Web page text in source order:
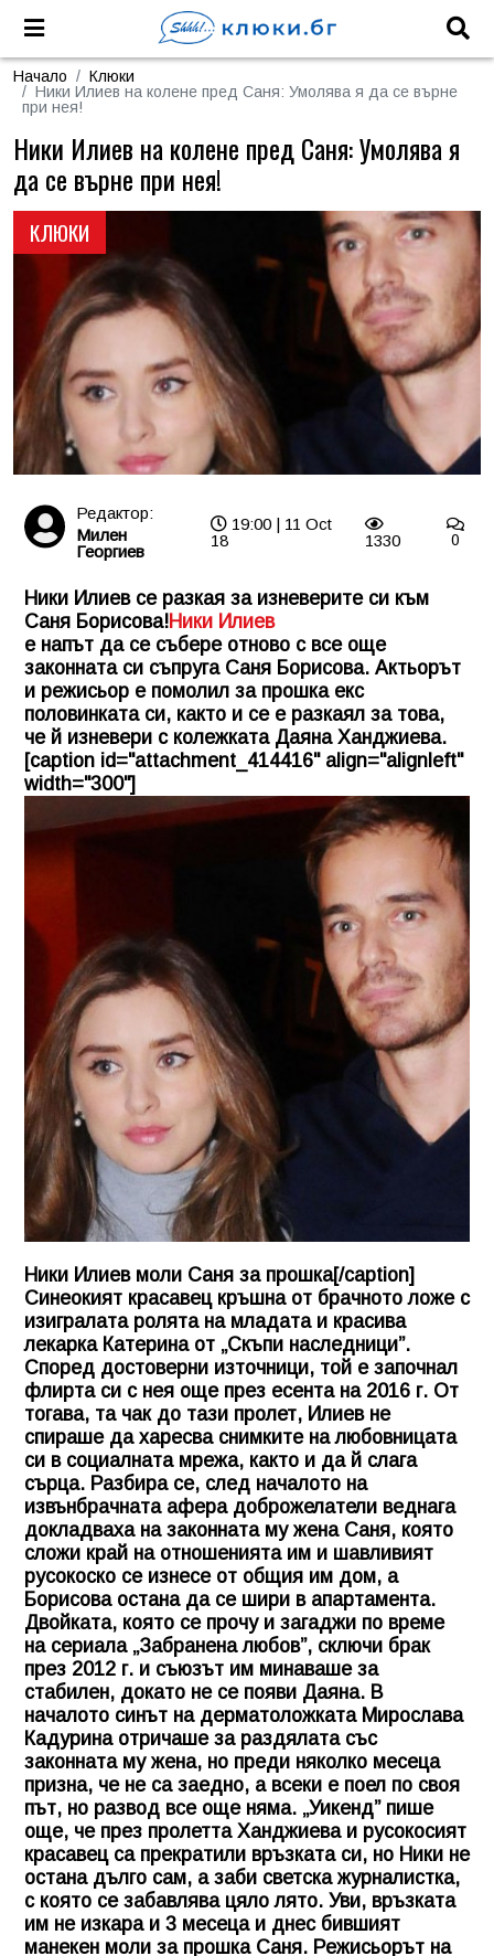
Начало
Клюки
Ники Илиев на колене пред Саня: Умолява я да се върне
при нея!
КЛЮКИ
Ники Илиев на колене пред Саня: Умолява я
да се върне при нея!
Редактор:
Милен
Георгиев
19:00 | 11 Oct
18
1330 0
Ники Илиев се разкая за изневерите си към
Саня Борисова!Ники Илиев
е напът да се събере отново с все още
законната си съпруга Саня Борисова. Актьорът
и режисьор е помолил за прошка екс
половинката си, както и се е разкаял за това,
че й изневери с колежката Даяна Ханджиева.
[caption id="attachment_414416" align="alignleft"
width="300"]
Ники Илиев моли Саня за прошка[/caption]
Синеокият красавец кръшна от брачното ложе с
изигралата ролята на младата и красива
лекарка Катерина от „Скъпи наследници”.
Според достоверни източници, той е започнал
флирта си с нея още през есента на 2016 г. От
тогава, та чак до тази пролет, Илиев не
спираше да харесва снимките на любовницата
си в социалната мрежа, както и да й слага
сърца. Разбира се, след началото на
извънбрачната афера доброжелатели веднага
докладваха на законната му жена Саня, която
сложи край на отношенията им и шавливият
русокоско се изнесе от общия им дом, а
Борисова остана да се шири в апартамента.
Двойката, която се прочу и загаджи по време
на сериала „Забранена любов”, сключи брак
през 2012 г. и съюзът им минаваше за
стабилен, докато не се появи Даяна. В
началото синът на дерматоложката Мирослава
Кадурина отричаше за раздялата със
законната му жена, но преди няколко месеца
призна, че не са заедно, а всеки е поел по своя
път, но развод все още няма. „Уикенд” пише
още, че през пролетта Ханджиева и русокосият
красавец са прекратили връзката си, но Ники не
остана дълго сам, а заби светска журналистка,
с която се забавлява цяло лято. Уви, връзката
им не изкара и 3 месеца и днес бившият
манекен моли за прошка Саня. Режисьорът на